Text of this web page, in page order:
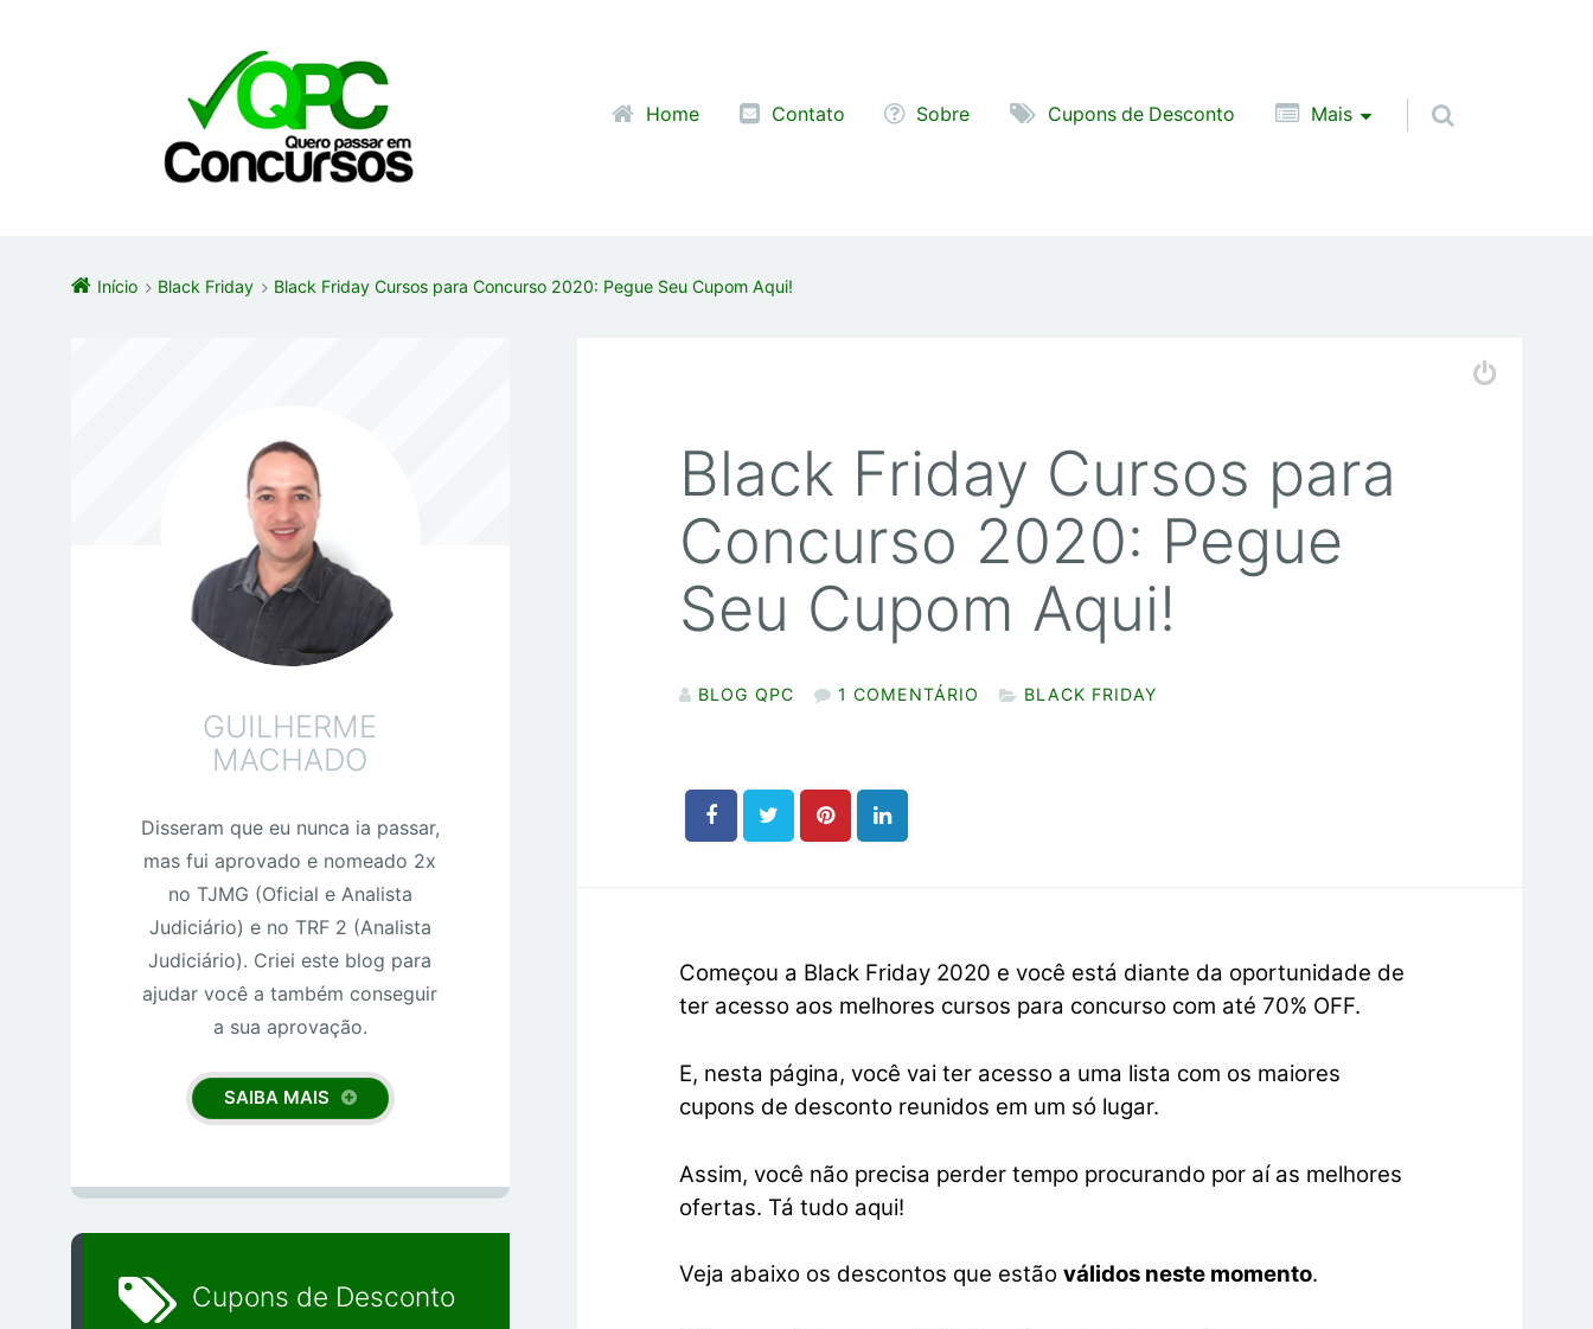
Pular para o conteúdo
Home Contato Sobre Cupons de Desconto Mais
Início Black Friday Black Friday Cursos para Concurso 2020: Pegue Seu Cupom Aqui!
Black Friday Cursos para
Concurso 2020: Pegue
Seu Cupom Aqui!
BLOG QPC 1 COMENTÁRIO BLACK FRIDAY
Começou a Black Friday 2020 e você está diante da oportunidade de
ter acesso aos melhores cursos para concurso com até 70% OFF.
E, nesta página, você vai ter acesso a uma lista com os maiores
cupons de desconto reunidos em um só lugar.
Assim, você não precisa perder tempo procurando por aí as melhores
ofertas. Tá tudo aqui!
Veja abaixo os descontos que estãoválidos neste momento.
GUILHERME
MACHADO
Disseram que eu nunca ia passar,
mas fui aprovado e nomeado 2x
no TJMG (Oficial e Analista
Judiciário) e no TRF 2 (Analista
Judiciário). Criei este blog para
ajudar você a também conseguir
a sua aprovação.
SAIBA MAIS
Cupons de Desconto